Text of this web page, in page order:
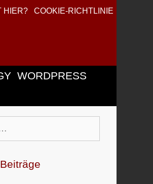
HIER? COOKIE-RICHTLINIE
WORDPRESS